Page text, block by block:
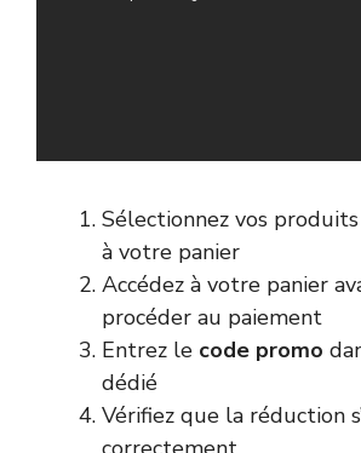
Sélectionnez vos
à votre panier
Accédez à votre panier
procéder au paiement
Entrez le code promo
dédié
Vérifiez que la réduction